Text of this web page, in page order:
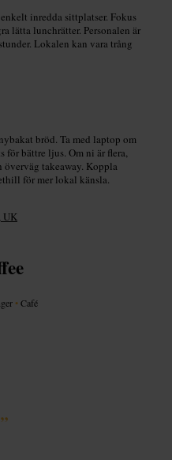
inredda sittplatser. Fokus
lätta lunchrätter. Personalen är
Lokalen kan vara trång
bröd. Ta med laptop om
för bättre ljus. Om ni är flera,
överväg takeaway. Koppla
för mer lokal känsla.
UK
•Café
”